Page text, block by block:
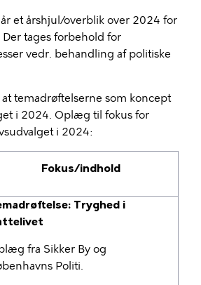
et årshjul/overblik over 2024 for
tages forbehold for
vedr. behandling af politiske
temadrøftelserne som koncept
i 2024. Oplæg til fokus for
i 2024:
Fokus/indhold
Tryghed i
fra Sikker By og
Politi.